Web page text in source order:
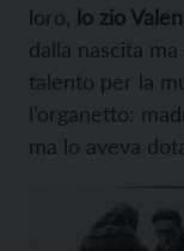
loro, lo zio
dalla nascita
talento per la
l’organetto:
ma lo aveva